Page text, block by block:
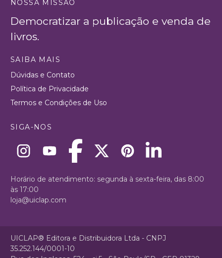
NOSSA MISSÃO
Democratizar a publicação e venda de
livros.
SAIBA MAIS
Dúvidas e Contato
Política de Privacidade
Termos e Condições de Uso
SIGA-NOS
Horário de atendimento: segunda à sexta-feira, das 8:00
às 17:00
loja@uiclap.com
UICLAP® Editora e Distribuidora Ltda - CNPJ
35.252.144/0001-10